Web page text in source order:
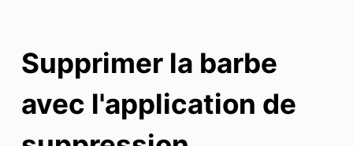
Supprimer la barbe
avec l'application de